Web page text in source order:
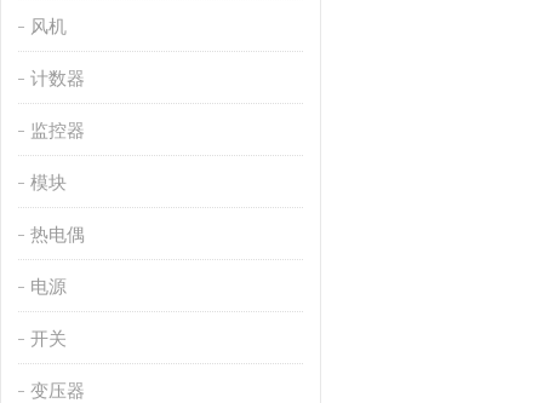
风机
计数器
监控器
模块
热电偶
电源
开关
变压器